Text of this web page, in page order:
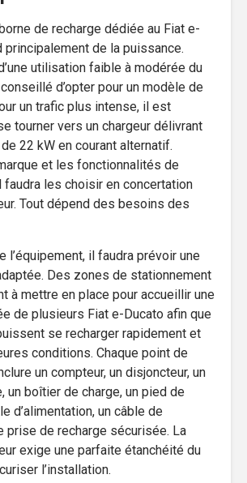
de recharge dédiée au Fiat e-
principalement de la puissance.
utilisation faible à modérée du
d’opter pour un modèle de
un trafic plus intense, il est
tourner vers un chargeur délivrant
22 kW en courant alternatif.
et les fonctionnalités de
faudra les choisir en concertation
Tout dépend des besoins des
l’équipement, il faudra prévoir une
Des zones de stationnement
à mettre en place pour accueillir une
de plusieurs Fiat e-Ducato afin que
se recharger rapidement et
conditions. Chaque point de
un compteur, un disjoncteur, un
un boîtier de charge, un pied de
d’alimentation, un câble de
prise de recharge sécurisée. La
exige une parfaite étanchéité du
l’installation.